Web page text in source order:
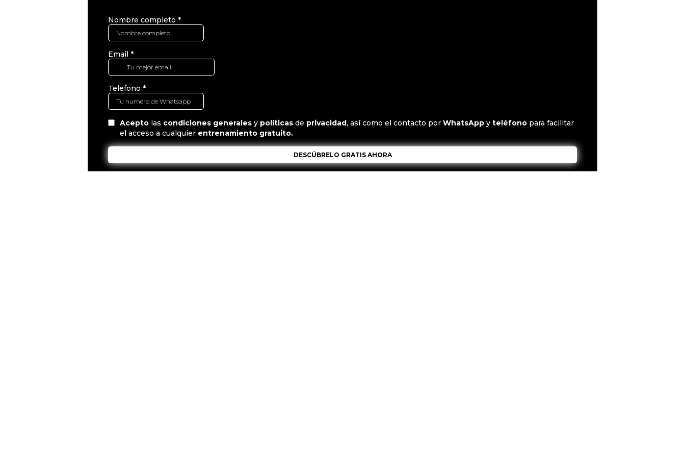
Nombre completo *
Email *
Telefono *
Acepto las condiciones generales y políticas de privacidad, así como el contacto por WhatsApp y teléfono para facilitar
el acceso a cualquier entrenamiento gratuito.
DESCÚBRELO GRATIS AHORA